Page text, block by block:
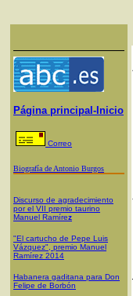
Página principal-Inicio
Correo
Biografía de Antonio Burgos
Discurso de agradecimiento
por el VII premio taurino
Manuel Ramírez
"El cartucho de Pepe Luis
Vázquez", premio Manuel
Ramírez 2014
Habanera gaditana para Don
Felipe de Borbón